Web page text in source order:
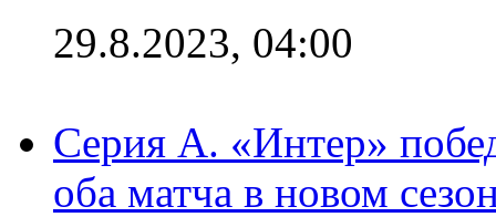
29.8.2023, 04:00
Серия А. «Интер»
оба матча в новом